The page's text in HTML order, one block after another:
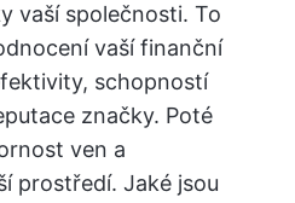
vaší společnosti. To
vaší finanční
schopností
značky. Poté
ven a
prostředí. Jaké jsou